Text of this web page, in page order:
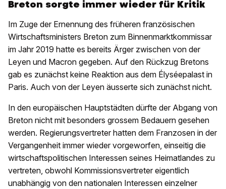
Breton sorgte immer wieder für Kritik
Im Zuge der Ernennung des früheren französischen
Wirtschaftsministers Breton zum Binnenmarktkommissar
im Jahr 2019 hatte es bereits Ärger zwischen von der
Leyen und Macron gegeben. Auf den Rückzug Bretons
gab es zunächst keine Reaktion aus dem Élyséepalast in
Paris. Auch von der Leyen äusserte sich zunächst nicht.
In den europäischen Hauptstädten dürfte der Abgang von
Breton nicht mit besonders grossem Bedauern gesehen
werden. Regierungsvertreter hatten dem Franzosen in der
Vergangenheit immer wieder vorgeworfen, einseitig die
wirtschaftspolitischen Interessen seines Heimatlandes zu
vertreten, obwohl Kommissionsvertreter eigentlich
unabhängig von den nationalen Interessen einzelner